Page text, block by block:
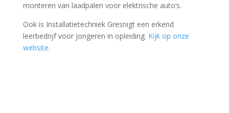
monteren van laadpalen voor elektrische auto’s.
Ook is Installatietechniek Gresnigt een erkend
leerbedrijf voor jongeren in opleiding. Kijk op onze
website.